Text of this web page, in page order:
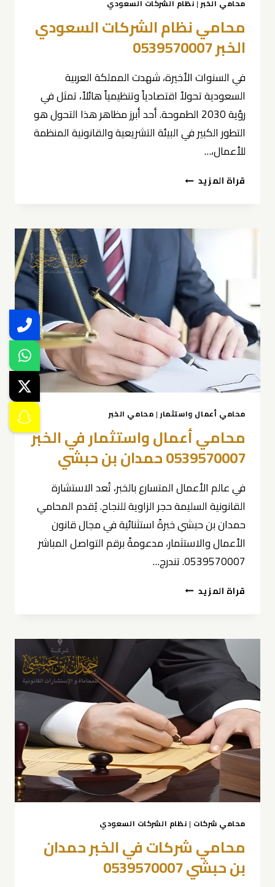
محامي الخبر| نظام الشركات السعودي
محامي نظام الشركات السعودي
الخبر 0539570007
في السنوات الأخيرة، شهدت المملكة العربية
السعودية تحولاً اقتصادياً وتنظيمياً هائلاً، تمثل في
رؤية 2030 الطموحة. أحد أبرز مظاهر هذا التحول هو
التطور الكبير في البيئة التشريعية والقانونية المنظمة
للأعمال،…
قراة المزيد محامي
الخبر
0539570007
محامي أعمال واستثمار| محامي الخبر
محامي أعمال واستثمار في الخبر
0539570007 حمدان بن حبشي
في عالم الأعمال المتسارع بالخبر، تُعد الاستشارة
القانونية السليمة حجر الزاوية للنجاح. يُقدم المحامي
حمدان بن حبشي خبرةً استثنائية في مجال قانون
الأعمال والاستثمار، مدعومةً برقم التواصل المباشر
0539570007. تندرج…
قراة المزيد محامي
الخبر
0539570007
حمدان
بن
حبشي
محامي شركات | نظام الشركات السعودي
محامي شركات في الخبر حمدان
بن حبشي 0539570007